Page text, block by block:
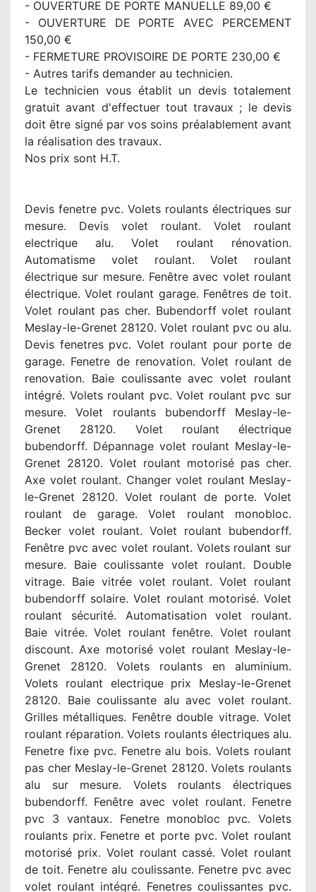
- OUVERTURE DE PORTE MANUELLE 89,00 €
- OUVERTURE DE PORTE AVEC PERCEMENT
150,00 €
- FERMETURE PROVISOIRE DE PORTE 230,00 €
- Autres tarifs demander au technicien.
Le technicien vous établit un devis totalement
gratuit avant d'effectuer tout travaux ; le devis
doit être signé par vos soins préalablement avant
la réalisation des travaux.
Nos prix sont H.T.
Devis fenetre pvc. Volets roulants électriques sur
mesure. Devis volet roulant. Volet roulant
electrique alu. Volet roulant rénovation.
Automatisme volet roulant. Volet roulant
électrique sur mesure. Fenêtre avec volet roulant
électrique. Volet roulant garage. Fenêtres de toit.
Volet roulant pas cher. Bubendorff volet roulant
Meslay-le-Grenet 28120. Volet roulant pvc ou alu.
Devis fenetres pvc. Volet roulant pour porte de
garage. Fenetre de renovation. Volet roulant de
renovation. Baie coulissante avec volet roulant
intégré. Volets roulant pvc. Volet roulant pvc sur
mesure. Volet roulants bubendorff Meslay-le-
Grenet 28120. Volet roulant électrique
bubendorff. Dépannage volet roulant Meslay-le-
Grenet 28120. Volet roulant motorisé pas cher.
Axe volet roulant. Changer volet roulant Meslay-
le-Grenet 28120. Volet roulant de porte. Volet
roulant de garage. Volet roulant monobloc.
Becker volet roulant. Volet roulant bubendorff.
Fenêtre pvc avec volet roulant. Volets roulant sur
mesure. Baie coulissante volet roulant. Double
vitrage. Baie vitrée volet roulant. Volet roulant
bubendorff solaire. Volet roulant motorisé. Volet
roulant sécurité. Automatisation volet roulant.
Baie vitrée. Volet roulant fenêtre. Volet roulant
discount. Axe motorisé volet roulant Meslay-le-
Grenet 28120. Volets roulants en aluminium.
Volets roulant electrique prix Meslay-le-Grenet
28120. Baie coulissante alu avec volet roulant.
Grilles métalliques. Fenêtre double vitrage. Volet
roulant réparation. Volets roulants électriques alu.
Fenetre fixe pvc. Fenetre alu bois. Volets roulant
pas cher Meslay-le-Grenet 28120. Volets roulants
alu sur mesure. Volets roulants électriques
bubendorff. Fenêtre avec volet roulant. Fenetre
pvc 3 vantaux. Fenetre monobloc pvc. Volets
roulants prix. Fenetre et porte pvc. Volet roulant
motorisé prix. Volet roulant cassé. Volet roulant
de toit. Fenetre alu coulissante. Fenetre pvc avec
volet roulant intégré. Fenetres coulissantes pvc.